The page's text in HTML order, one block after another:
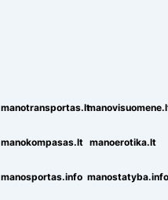
manotransportas.lt
manokompasas.lt manoerotika.lt
manosportas.info manostatyba.info